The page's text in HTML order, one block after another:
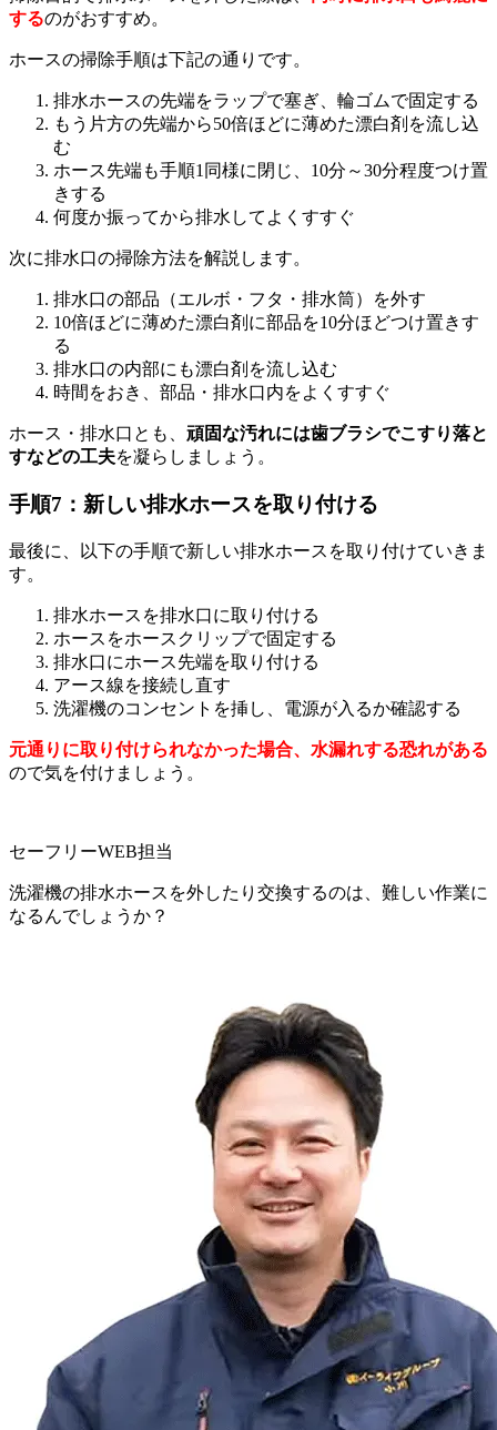
するのがおすすめ。
ホースの掃除手順は下記の通りです。
排水ホースの先端をラップで塞ぎ、輪ゴムで固定する
もう片方の先端から50倍ほどに薄めた漂白剤を流し込
む
ホース先端も手順1同様に閉じ、10分～30分程度つけ置
きする
何度か振ってから排水してよくすすぐ
次に排水口の掃除方法を解説します。
排水口の部品（エルボ・フタ・排水筒）を外す
10倍ほどに薄めた漂白剤に部品を10分ほどつけ置きす
る
排水口の内部にも漂白剤を流し込む
時間をおき、部品・排水口内をよくすすぐ
ホース・排水口とも、 頑固な汚れには歯ブラシでこすり落と
すなどの工夫を凝らしましょう。
手順7：新しい排水ホースを取り付ける
最後に、以下の手順で新しい排水ホースを取り付けていきま
す。
排水ホースを排水口に取り付ける
ホースをホースクリップで固定する
排水口にホース先端を取り付ける
アース線を接続し直す
洗濯機のコンセントを挿し、電源が入るか確認する
元通りに取り付けられなかった場合、水漏れする恐れがある
ので気を付けましょう。
セーフリーWEB担当
洗濯機の排水ホースを外したり交換するのは、難しい作業に
なるんでしょうか？